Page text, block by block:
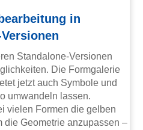
in
Standalone-Versionen
Die Formgalerie
jetzt auch Symbole und
umwandeln lassen.
vielen Formen die gelben
die Geometrie anzupassen –